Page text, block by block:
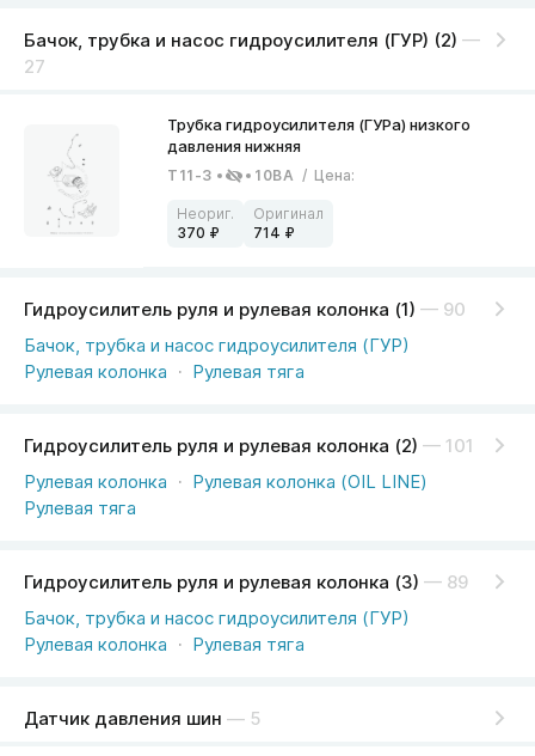
Бачок, трубка и насос гидроусилителя (ГУР) (2) —
27
T11-3 10BA / Цена:
370 714
Гидроусилитель руля и рулевая колонка (1) — 90
Бачок, трубка и насос гидроусилителя (ГУР)
Рулевая колонка
Рулевая тяга
Гидроусилитель руля и рулевая колонка (2) — 101
Рулевая колонка
Рулевая колонка (OIL LINE)
Рулевая тяга
Гидроусилитель руля и рулевая колонка (3) — 89
Бачок, трубка и насос гидроусилителя (ГУР)
Рулевая колонка
Рулевая тяга
Датчик давления шин — 5